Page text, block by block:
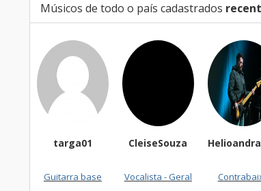
Músicos de todo o país cadastrados
Guitarra base
CleiseSouza
Vocalista - Geral
Helioandradejr
Contrabaixo